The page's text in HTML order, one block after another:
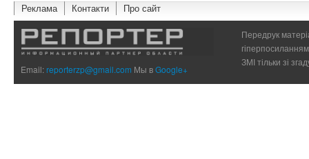
Реклама Контакти Про сайт
Email:reporterzp@gmail.com Мы вGoogle+
Передрук
ЗМІ тільки зі